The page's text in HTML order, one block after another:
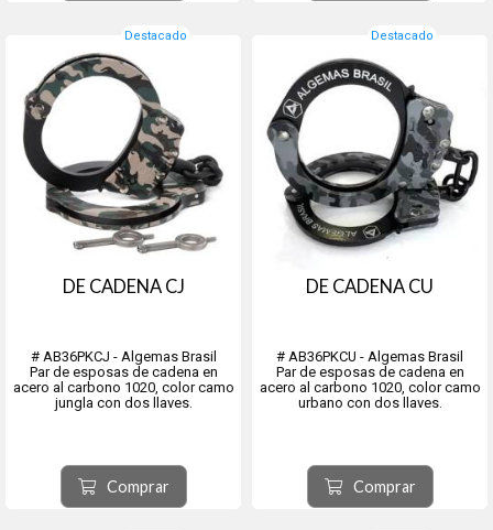
Destacado
DE CADENA CJ
# AB36PKCJ - Algemas Brasil
Par de esposas de cadena en
acero al carbono 1020, color camo
jungla con dos llaves.
Comprar
Destacado
DE CADENA CU
# AB36PKCU - Algemas Brasil
Par de esposas de cadena en
acero al carbono 1020, color camo
urbano con dos llaves.
Comprar